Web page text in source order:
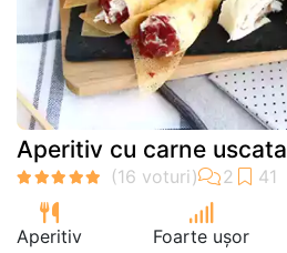
Aperitiv cu carne uscata
Aperitiv Foarte ușor